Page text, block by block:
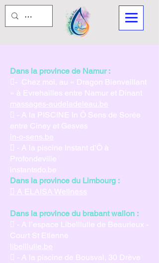
Dans la province de Namur :
- Chez moi, au « Dragon Bienveillant
» à Evrehailles entre Namur et Dinant
massages-audeladeleau.be
 - A la PISCINE In Ô Sens de Sorée
entre Ciney et Gesves
in-o-sens.be
 - A la piscine Instant d’Ô à
Profondeville
instantsdo.be
Dans la province du Limbourg :
 A ELAISA Wellness
Dans la province du brabant wallon :
 - A l’espace Libelllulle de Beaurieux -
Court St Etienne
libelllulle.be
 - A la piscine de Bousval, 30 Drève